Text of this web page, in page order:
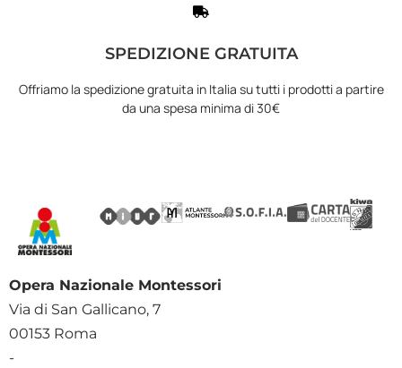
SPEDIZIONE GRATUITA
Offriamo la spedizione gratuita in Italia su tutti i prodotti a partire
da una spesa minima di 30€
Opera Nazionale Montessori
Via di San Gallicano, 7
00153 Roma
-